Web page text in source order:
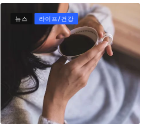
뉴스 라이프/건강